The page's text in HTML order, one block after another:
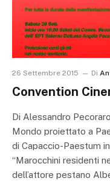
26 Settembre 2015 Di
Convention
Di Alessandro
Mondo proiettato a
di Capaccio-Paestum
“Marocchini residenti
dell’attore pestano